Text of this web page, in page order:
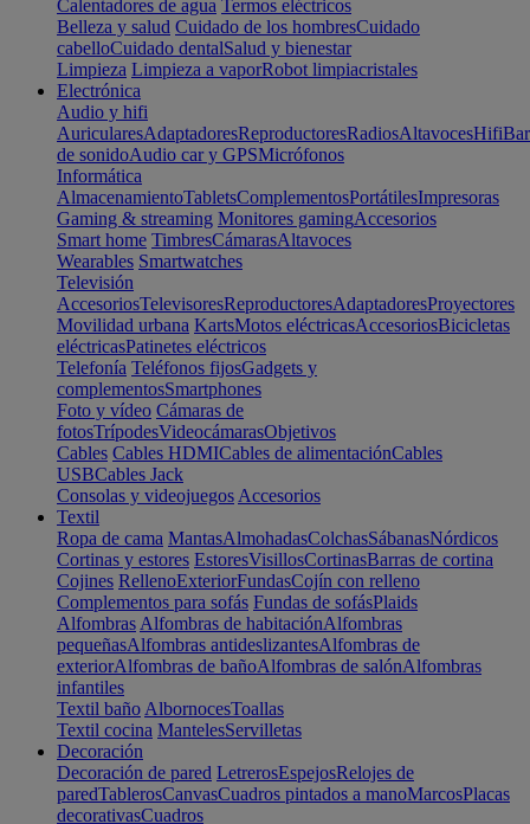
Calentadores de agua Termos eléctricos
Belleza y salud Cuidado de los hombresCuidado
cabelloCuidado dentalSalud y bienestar
Limpieza Limpieza a vaporRobot limpiacristales
Electrónica
Audio y hifi
AuricularesAdaptadoresReproductoresRadiosAltavocesHifi
de sonidoAudio car y GPSMicrófonos
Informática
AlmacenamientoTabletsComplementosPortátilesImpresoras
Gaming & streaming Monitores gamingAccesorios
Smart home TimbresCámarasAltavoces
Wearables Smartwatches
Televisión
AccesoriosTelevisoresReproductoresAdaptadoresProyectores
Movilidad urbana KartsMotos eléctricasAccesoriosBicicletas
eléctricasPatinetes eléctricos
Telefonía Teléfonos fijosGadgets y
complementosSmartphones
Foto y vídeo Cámaras de
fotosTrípodesVideocámarasObjetivos
Cables Cables HDMICables de alimentaciónCables
USBCables Jack
Consolas y videojuegos Accesorios
Textil
Ropa de cama MantasAlmohadasColchasSábanasNórdicos
Cortinas y estores EstoresVisillosCortinasBarras de cortina
Cojines RellenoExteriorFundasCojín con relleno
Complementos para sofás Fundas de sofásPlaids
Alfombras Alfombras de habitaciónAlfombras
pequeñasAlfombras antideslizantesAlfombras de
exteriorAlfombras de bañoAlfombras de salónAlfombras
infantiles
Textil baño AlbornocesToallas
Textil cocina MantelesServilletas
Decoración
Decoración de pared LetrerosEspejosRelojes de
paredTablerosCanvasCuadros pintados a manoMarcosPlacas
decorativasCuadros